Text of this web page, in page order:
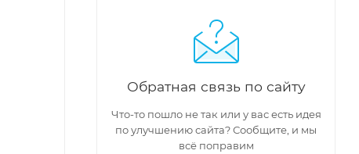
Обратная связь по сайту
Что-то пошло не так или у вас есть идея
по улучшению сайта? Сообщите, и мы
всё поправим